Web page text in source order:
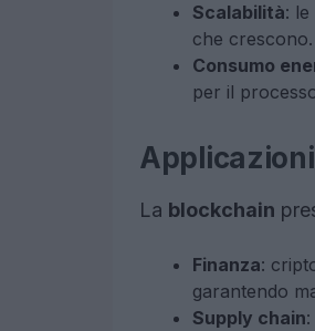
Scalabilità:
che crescono.
Consumo
per il
Applicazioni
La blockchain
Finanza:
garantendo
Supply chain